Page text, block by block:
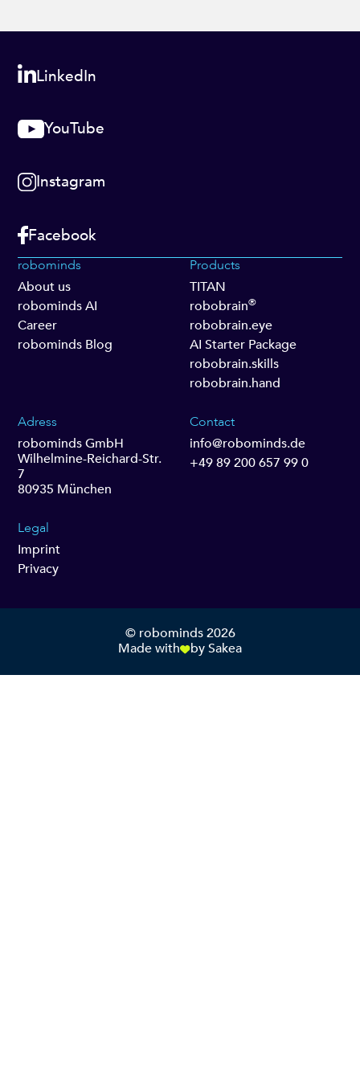
LinkedIn
YouTube
Instagram
Facebook
robominds
About us
robominds AI
Career
robominds Blog
Products
TITAN
robobrain®
robobrain.eye
AI Starter Package
robobrain.skills
robobrain.hand
Adress
robominds GmbH
Wilhelmine-Reichard-Str.
7
80935 München
Contact
info@robominds.de
+49 89 200 657 99 0
Legal
Imprint
Privacy
© robominds 2026
Made with
by Sakea